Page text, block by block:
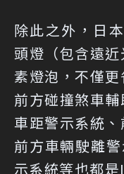
除此之外，日
頭燈（包含遠
素燈泡，不僅
前方碰撞煞車
車距警示系統、
前方車輛駛離
示系統等也都